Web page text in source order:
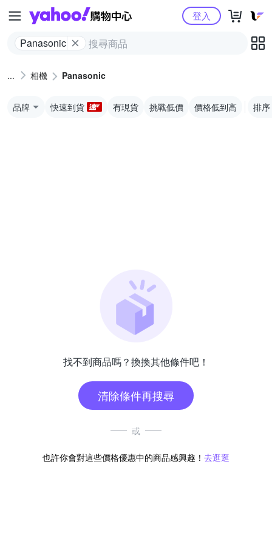
Yahoo購物中心
Panasonic
登入
相機 Panasonic
品牌 快速到貨 有現貨 挑戰低價 價格低到高 排序
找不到商品嗎？換換其他條件吧！
清除條件再搜尋
或
也許你會對這些價格優惠中的商品感興趣！ 去逛逛